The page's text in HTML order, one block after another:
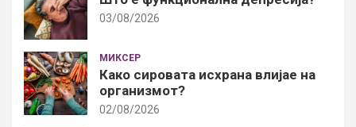
03/08/2026
МИКСЕР
Како сировата исхрана влијае на
организмот?
02/08/2026